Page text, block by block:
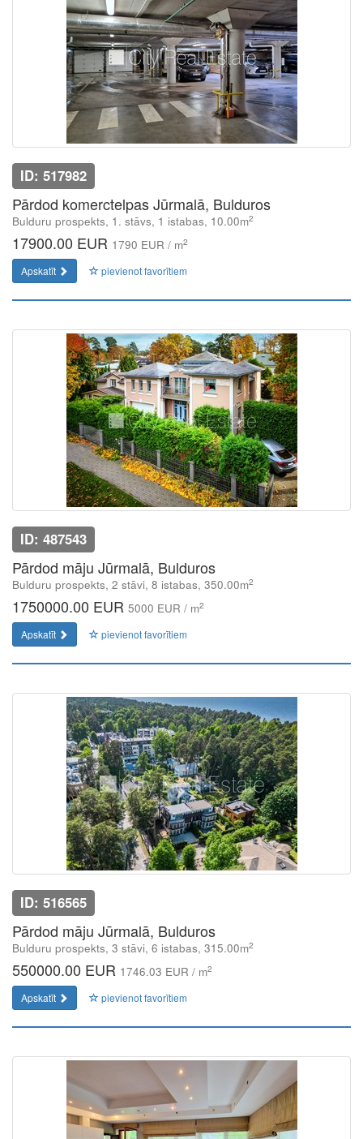
ID: 517982
Pārdod komerctelpas Jūrmalā, Bulduros
Bulduru prospekts, 1. stāvs, 1 istabas, 10.00m2
17900.00 EUR 1790 EUR / m2
Apskatīt pievienot favorītiem
ID: 487543
Pārdod māju Jūrmalā, Bulduros
Bulduru prospekts, 2 stāvi, 8 istabas, 350.00m2
1750000.00 EUR 5000 EUR / m2
Apskatīt pievienot favorītiem
ID: 516565
Pārdod māju Jūrmalā, Bulduros
Bulduru prospekts, 3 stāvi, 6 istabas, 315.00m2
550000.00 EUR 1746.03 EUR / m2
Apskatīt pievienot favorītiem